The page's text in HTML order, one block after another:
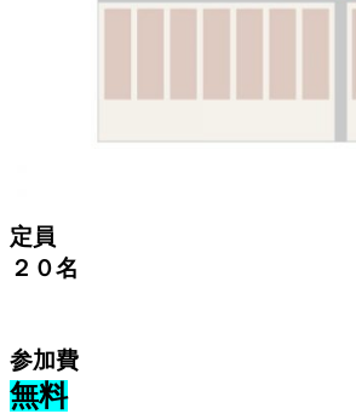
定員
２０名
参加費
無料